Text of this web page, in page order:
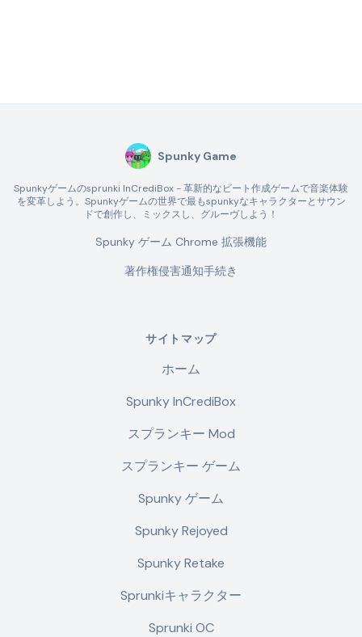
Spunky Game
Spunkyゲームのsprunki InCrediBox - 革新的なビート作成ゲームで音楽体験
を変革しよう。Spunkyゲームの世界で最もspunkyなキャラクターとサウン
ドで創作し、ミックスし、グルーヴしよう！
Spunky ゲーム Chrome 拡張機能
著作権侵害通知手続き
サイトマップ
ホーム
Spunky InCrediBox
スプランキー Mod
スプランキー ゲーム
Spunky ゲーム
Spunky Rejoyed
Spunky Retake
Sprunkiキャラクター
Sprunki OC